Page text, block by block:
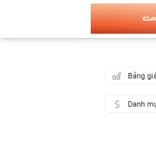
Bảng
Danh